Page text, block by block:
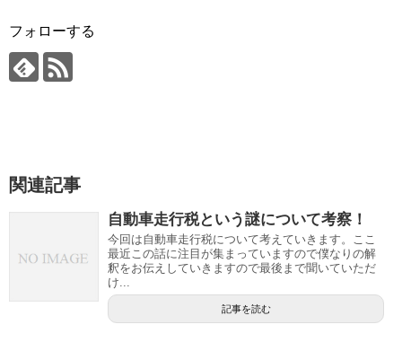
フォローする
関連記事
自動車走行税という謎について考察！
今回は自動車走行税について考えていきます。ここ
最近この話に注目が集まっていますので僕なりの解
釈をお伝えしていきますので最後まで聞いていただ
け...
記事を読む